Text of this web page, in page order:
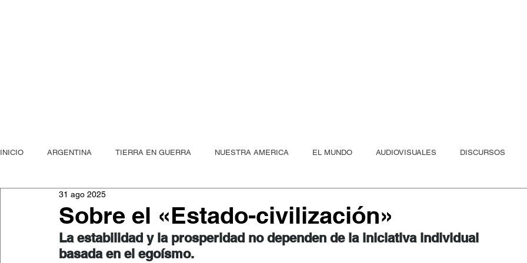
INICIO ARGENTINA TIERRA EN GUERRA NUESTRA AMERICA EL MUNDO AUDIOVISUALES DISCURSOS
La Peste, Posta Dos metros de arena
Sobre el «Estado-civilización»
31 ago 2025
La estabilidad y la prosperidad no dependen de la iniciativa individual
basada en el egoísmo.